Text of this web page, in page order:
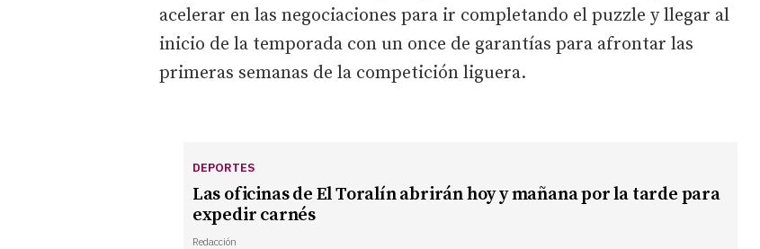
acelerar en las negociaciones para ir completando el puzzle y llegar al
inicio de la temporada con un once de garantías para afrontar las
primeras semanas de la competición liguera.
DEPORTES
Las oficinas de El Toralín abrirán hoy y mañana por la tarde para
expedir carnés
Redacción